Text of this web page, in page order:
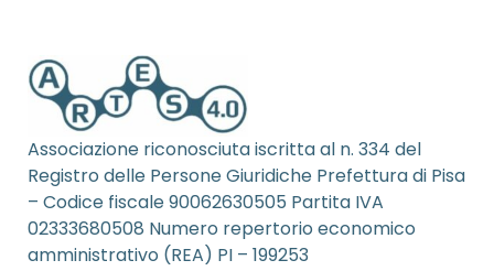
Associazione riconosciuta iscritta al n. 334 del
Registro delle Persone Giuridiche Prefettura di Pisa
– Codice fiscale 90062630505 Partita IVA
02333680508 Numero repertorio economico
amministrativo (REA) PI – 199253